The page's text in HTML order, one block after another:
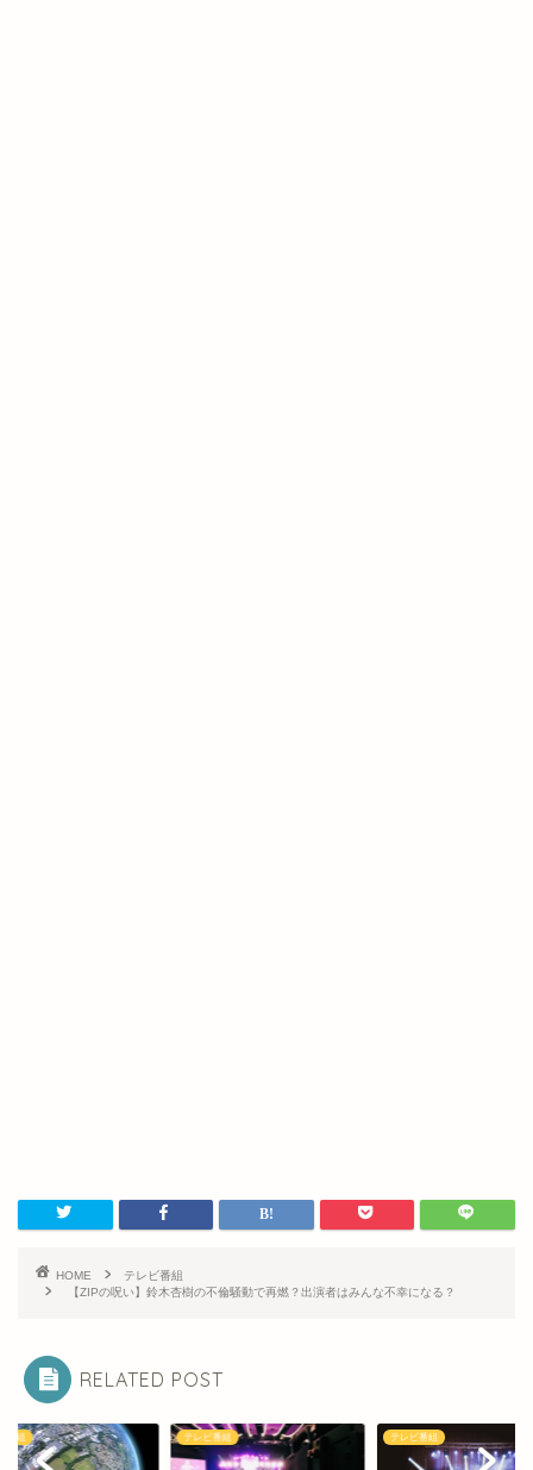
HOME
テレビ番組
【ZIPの呪い】鈴木杏樹の不倫騒動で再燃？出演者はみんな不幸になる？
RELATED POST
テレビ番組 テレビ番組